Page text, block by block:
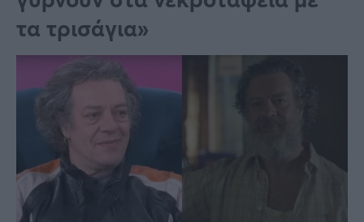
ΕΣΠΑ
Lifestyle
Αθλητικά
Υγεία
Γυναίκα
Καιρός
τα τρισάγια»